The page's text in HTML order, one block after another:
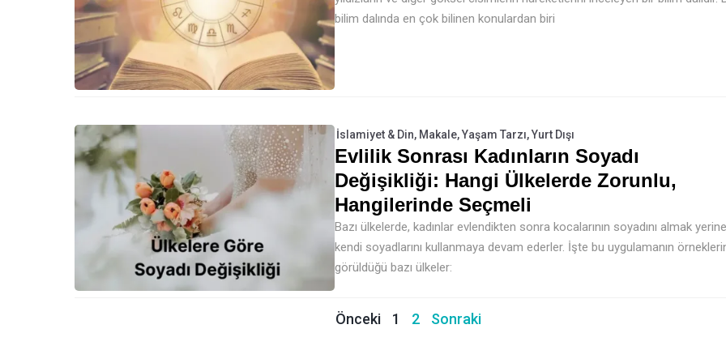
bilim dalında en çok bilinen konulardan biri
İslamiyet & Din, Makale,Yaşam Tarzı,Yurt Dışı
Evlilik Sonrası Kadınların Soyadı
Değişikliği: Hangi Ülkelerde Zorunlu,
Hangilerinde Seçmeli
Bazı ülkelerde, kadınlar evlendikten sonra kocalarının soyadını almak yerine
kendi soyadlarını kullanmaya devam ederler. İşte bu uygulamanın
görüldüğü bazı ülkeler:
Önceki 1 2 Sonraki